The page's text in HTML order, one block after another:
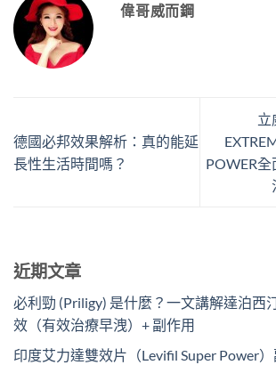
偉哥威而鋼
德國必邦效果解析：真的能延
長性生活時間嗎？
立
POWER
近期文章
必利勁 (Priligy) 是什麼？一文講解達泊西
效（有效治療早洩）+ 副作用
印度艾力達雙效片（Levifil Super Power